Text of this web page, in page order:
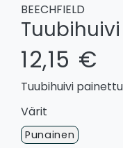
BEECHFIELD
12,15 €
Tuubihuivi
Värit
Punainen